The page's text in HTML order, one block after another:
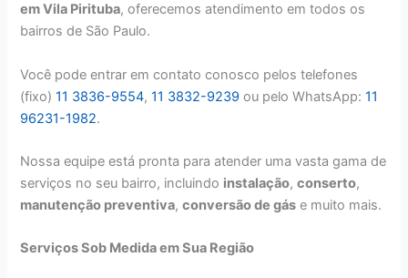
em Vila Pirituba, oferecemos atendimento em todos os
bairros de São Paulo.
Você pode entrar em contato conosco pelos telefones
(fixo)11 3836-9554,11 3832-9239 ou pelo WhatsApp:11
96231-1982.
Nossa equipe está pronta para atender uma vasta gama de
serviços no seu bairro, incluindo instalação,conserto,
manutenção preventiva,conversão de gás e muito mais.
Serviços Sob Medida em Sua Região